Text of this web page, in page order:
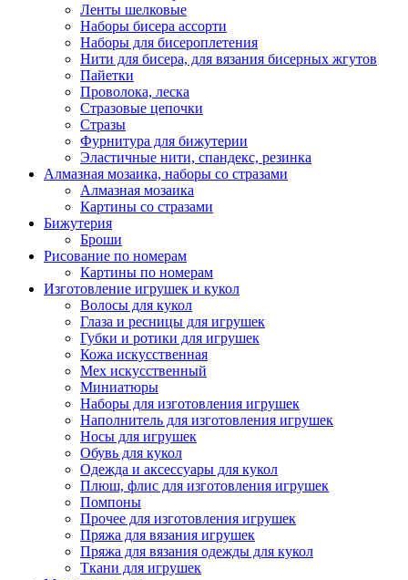
Ленты шелковые
Наборы бисера ассорти
Наборы для бисероплетения
Нити для бисера, для вязания бисерных жгутов
Пайетки
Проволока, леска
Стразовые цепочки
Стразы
Фурнитура для бижутерии
Эластичные нити, спандекс, резинка
Алмазная мозаика, наборы со стразами
Алмазная мозаика
Картины co стразами
Бижутерия
Броши
Рисование по номерам
Картины по номерам
Изготовление игрушек и кукол
Волосы для кукол
Глаза и ресницы для игрушек
Губки и ротики для игрушек
Кожа искусственная
Мех искусственный
Миниатюры
Наборы для изготовления игрушек
Наполнитель для изготовления игрушек
Носы для игрушек
Обувь для кукол
Одежда и аксессуары для кукол
Плюш, флис для изготовления игрушек
Помпоны
Прочее для изготовления игрушек
Пряжа для вязания игрушек
Пряжа для вязания одежды для кукол
Ткани для игрушек